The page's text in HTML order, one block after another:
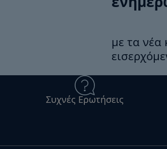
με τα νέα
Συχνές Ερωτήσεις